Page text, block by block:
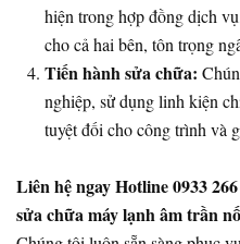
hiện trong hợp đồng dịch
cho cả hai bên, tôn trọng
Tiến hành sửa chữa:
nghiệp, sử dụng linh kiện
tuyệt đối cho công trình và
Liên hệ ngay Hotline 0933
sửa chữa máy lạnh âm trần